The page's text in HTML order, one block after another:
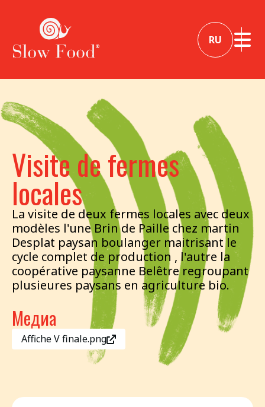
RU
Visite de fermes
locales
La visite de deux fermes locales avec deux
modèles l'une Brin de Paille chez martin
Desplat paysan boulanger maitrisant le
cycle complet de production , l'autre la
coopérative paysanne Belêtre regroupant
plusieures paysans en agriculture bio.
Медиа
Affiche V finale.png